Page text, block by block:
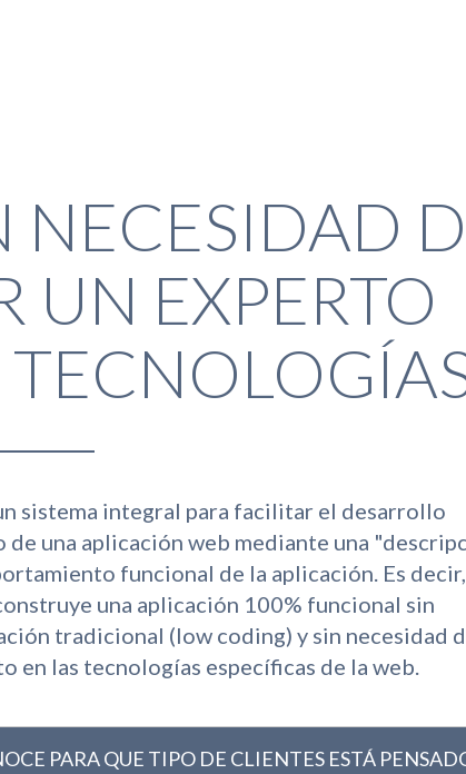
NECESIDAD
UN EXPERTO
sistema integral para facilitar el desarrollo
de una aplicación web mediante una
funcional de la aplicación. Es
una aplicación 100% funcional sin
tradicional (low coding) y sin necesidad
en las tecnologías específicas de la web.
PARA QUE TIPO DE CLIENTES ESTÁ